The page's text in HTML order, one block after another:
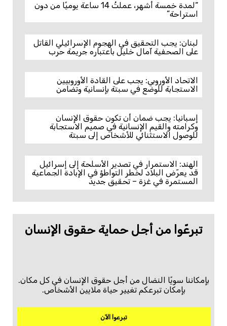
“لمدة خمسة أشهر، عملتُ 14 ساعة يوميًا من دون
استراحة”
لبنان: يجب التحقيق في الهجوم الإسرائيلي القاتل
على الصحفية آمال خليل باعتباره جريمة حرب
الاتحاد الأوروبي: يجب على القادة الأوروبيين
الاستجابة للوضع في سبتة بإنسانية وتضامن
إسبانيا: يجب ضمان أن تكون حقوق الإنسان
وكرامته والقيم الإنسانية في صميم الاستجابة
للوصول الاستثنائي للأشخاص إلى سبتة
الهند: الاستمرار في تصدير الأسلحة إلى إسرائيل
قد يعرّض البلاد لخطر التواطؤ في الإبادة الجماعية
المستمرة في غزة – تحقيق جديد
تبرعّوا من أجل حماية حقوق الإنسان
بإمكاننا سويًا النضال من أجل حقوق الإنسان في كل مكان.
بإمكان تبرعكم تغيير حياة ملايين الأشخاص.
تبرعوا الآن